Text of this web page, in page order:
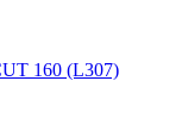
160 (L307)